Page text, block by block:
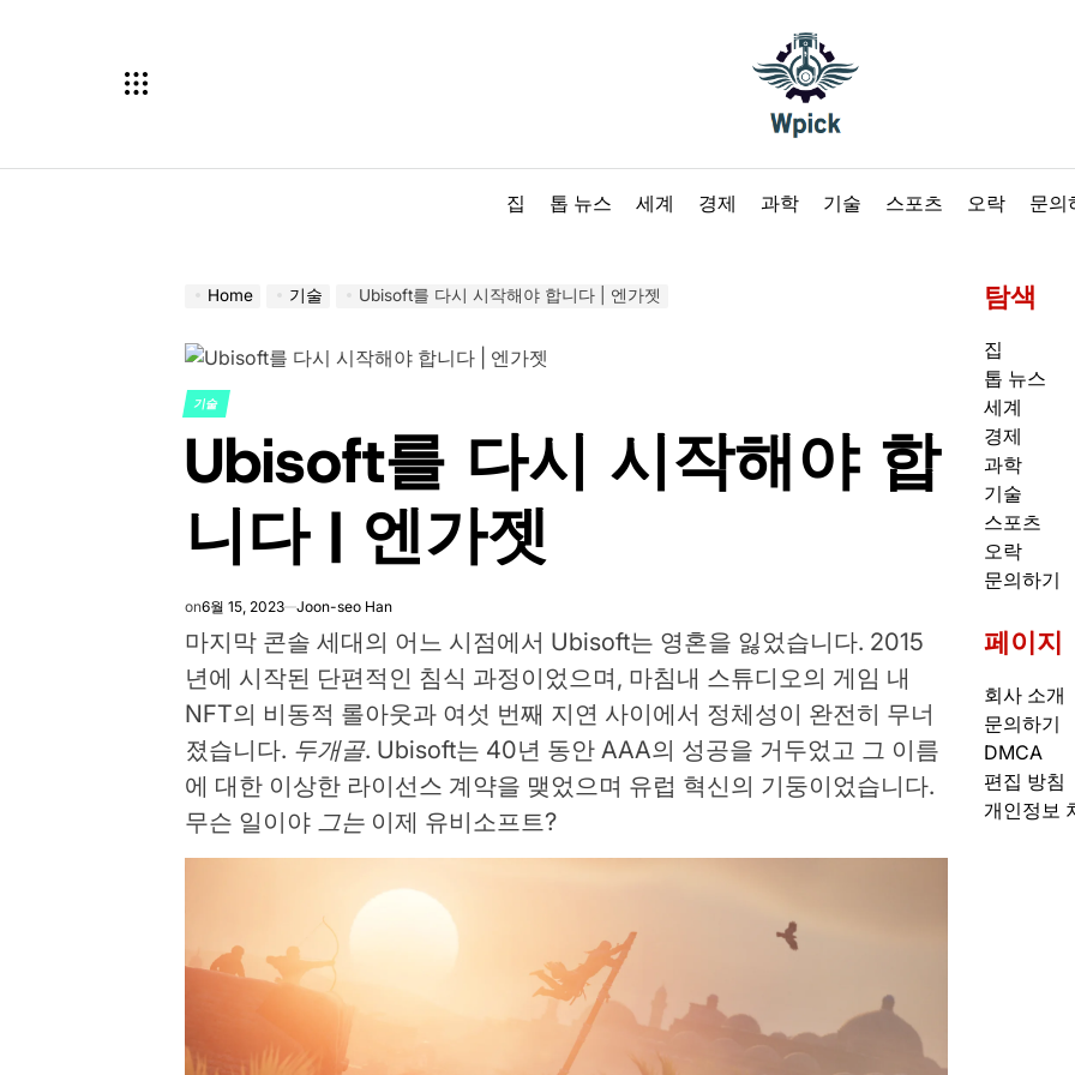
집
톱 뉴스 세계 경제 과학 기술 스포츠 오락 문의
Home 기술 Ubisoft를 다시 시작해야 합니다 | 엔가젯
POSTED
IN
기술
Ubisoft를 다시 시작해야 합
니다 | 엔가젯
on6월 15, 2023 Joon-seo Han
마지막 콘솔 세대의 어느 시점에서 Ubisoft는 영혼을 잃었습니다. 2015
년에 시작된 단편적인 침식 과정이었으며, 마침내 스튜디오의 게임 내
NFT의 비동적 롤아웃과 여섯 번째 지연 사이에서 정체성이 완전히 무너
졌습니다. 두개골. Ubisoft는 40년 동안 AAA의 성공을 거두었고 그 이름
에 대한 이상한 라이선스 계약을 맺었으며 유럽 혁신의 기둥이었습니다.
무슨 일이야 그는 이제 유비소프트?
탐색
집
톱 뉴스
세계
경제
과학
기술
스포츠
오락
문의하기
페이지
회사 소개
문의하기
DMCA
편집 방침
개인정보